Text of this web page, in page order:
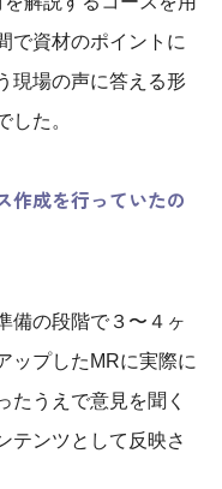
で資材のポイントに
現場の声に答える形
した。
成を行っていたの
備の段階で３〜４ヶ
ップしたMRに実際に
たうえで意見を聞く
テンツとして反映さ